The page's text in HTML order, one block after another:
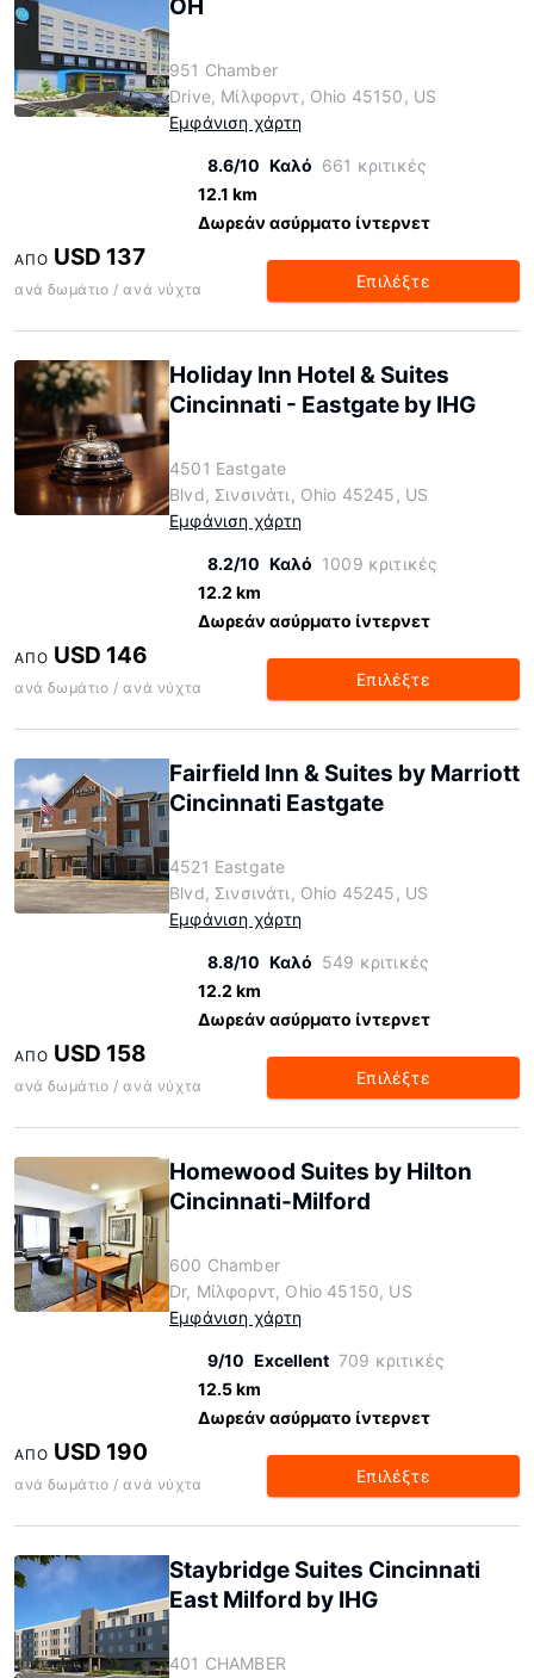
OH
951 Chamber
Drive, Μίλφορντ, Ohio 45150, US
Εμφάνιση χάρτη
8.6/10 Καλό 661 κριτικές
12.1 km
Δωρεάν ασύρματο ίντερνετ
ΑΠΌ USD 137
ανά δωμάτιο / ανά νύχτα Επιλέξτε
Holiday Inn Hotel & Suites
Cincinnati - Eastgate by IHG
4501 Eastgate
Blvd, Σινσινάτι, Ohio 45245, US
Εμφάνιση χάρτη
8.2/10 Καλό 1009 κριτικές
12.2 km
Δωρεάν ασύρματο ίντερνετ
ΑΠΌ USD 146
ανά δωμάτιο / ανά νύχτα Επιλέξτε
Fairfield Inn & Suites by Marriott
Cincinnati Eastgate
4521 Eastgate
Blvd, Σινσινάτι, Ohio 45245, US
Εμφάνιση χάρτη
8.8/10 Καλό 549 κριτικές
12.2 km
Δωρεάν ασύρματο ίντερνετ
ΑΠΌ USD 158
ανά δωμάτιο / ανά νύχτα Επιλέξτε
Homewood Suites by Hilton
Cincinnati-Milford
600 Chamber
Dr, Μίλφορντ, Ohio 45150, US
Εμφάνιση χάρτη
9/10 Excellent 709 κριτικές
12.5 km
Δωρεάν ασύρματο ίντερνετ
ΑΠΌ USD 190
ανά δωμάτιο / ανά νύχτα Επιλέξτε
Staybridge Suites Cincinnati
East Milford by IHG
401 CHAMBER